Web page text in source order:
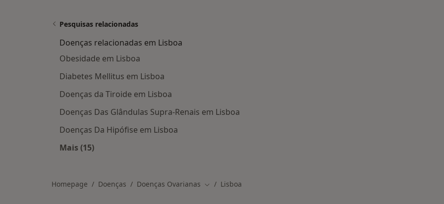
Pesquisas relacionadas
Doenças relacionadas em Lisboa
Obesidade em Lisboa
Diabetes Mellitus em Lisboa
Doenças da Tiroide em Lisboa
Doenças Das Glândulas Supra-Renais em Lisboa
Doenças Da Hipófise em Lisboa
Mais (15)
Homepage Doenças Doenças Ovarianas Mudar de cidade
Lisboa